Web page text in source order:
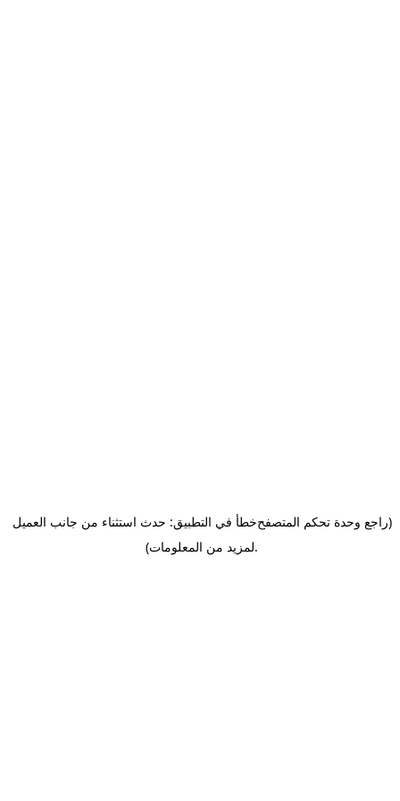
خطأ في التطبيق: حدث استثناء من جانب العميل(راجع وحدة تحكم المتصفح
لمزيد من المعلومات).